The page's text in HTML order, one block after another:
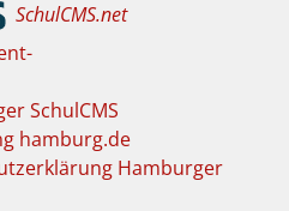
SchulCMS.net
SchulCMS
hamburg.de
Hamburger